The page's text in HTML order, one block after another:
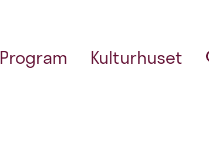
Program Kulturhuset